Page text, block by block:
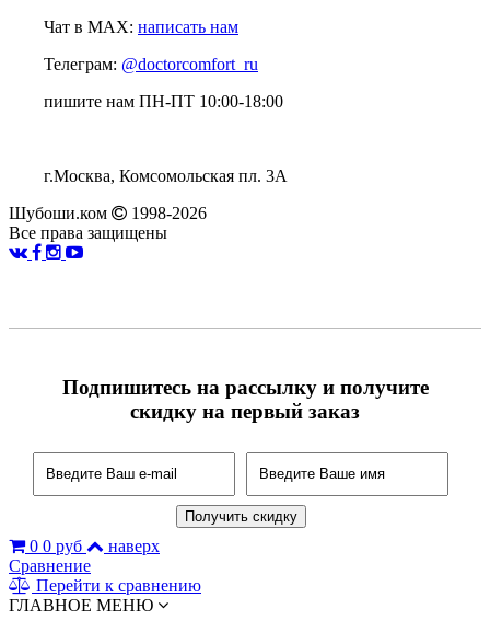
Чат в MAX: написать нам
Телеграм: @doctorcomfort_ru
пишите нам ПН-ПТ 10:00-18:00
г.Москва, Комсомольская пл. 3А
Шубоши.ком
1998-2026
Все права защищены
Подпишитесь на рассылку и получите
скидку на первый заказ
0 0 руб
наверх
Сравнение
Перейти к сравнению
ГЛАВНОЕ МЕНЮ